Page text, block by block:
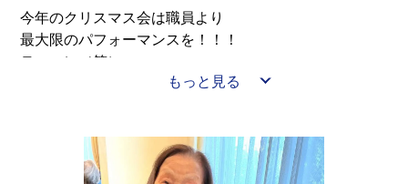
今年のクリスマス会は職員より
最大限のパフォーマンスを！！！
テーマに（笑）
八潮の石原裕次郎によるワンマンライブ
もっと見る